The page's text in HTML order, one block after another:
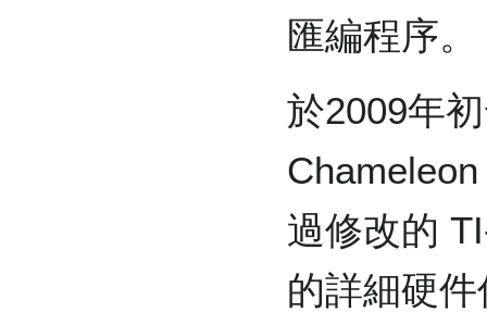
匯編程序。
於2009年
過修改的
的詳細硬